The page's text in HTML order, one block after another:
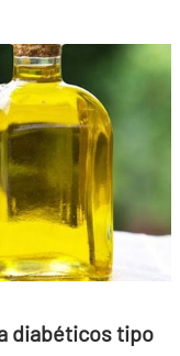
diabéticos tipo